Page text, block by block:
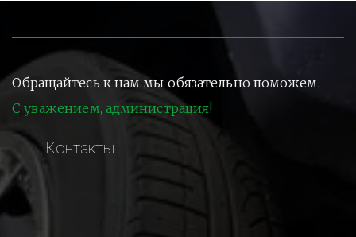
Обращайтесь к нам мы обязательно поможем.
С уважением, администрация!
Контакты